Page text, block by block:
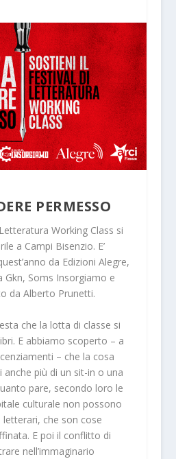
PERMESSO
Working Class si
a Campi Bisenzio. E’
da Edizioni Alegre,
Gkn, Soms Insorgiamo e
da Alberto Prunetti.
che la lotta di classe si
E abbiamo scoperto – a
– che la cosa
più di un sit-in o una
pare, secondo loro le
culturale non possono
letterari, che son cose
E poi il conflitto di
nell’immaginario